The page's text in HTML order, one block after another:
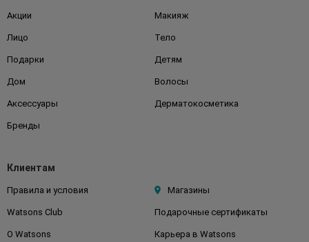
Акции Макияж
Лицо Тело
Подарки Детям
Дом Волосы
Аксессуары Дерматокосметика
Бренды
Клиентам
Правила и условия Магазины
Watsons Club Подарочные сертификаты
О Watsons Карьера в Watsons